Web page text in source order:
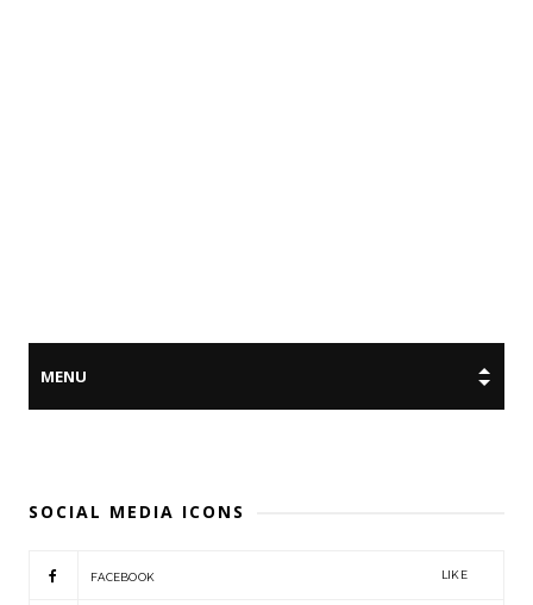
SOCIAL MEDIA ICONS
FACEBOOK LIKE